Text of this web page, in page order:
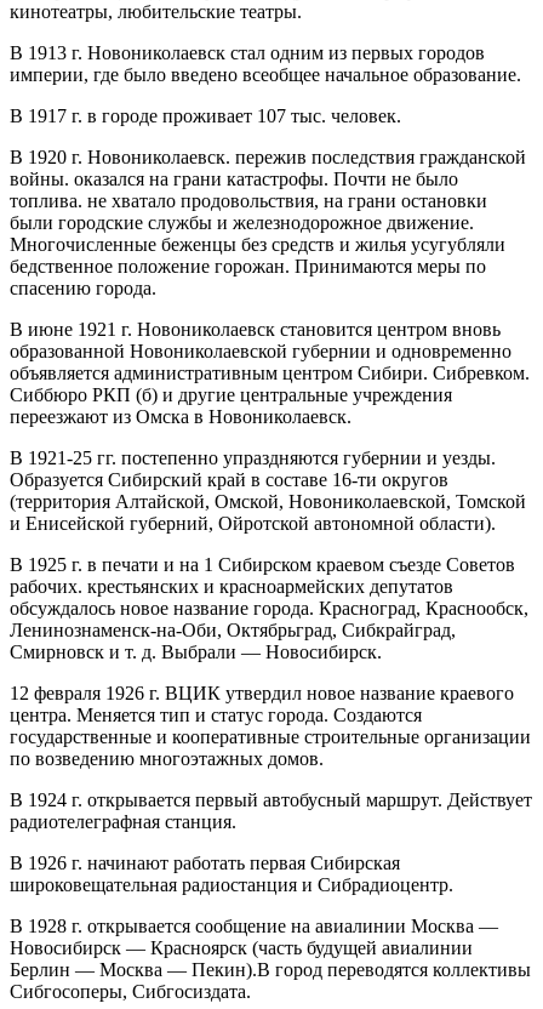
кинотеатры, любительские театры.
В 1913 г. Новониколаевск стал одним из первых городов
империи, где было введено всеобщее начальное образование.
В 1917 г. в городе проживает 107 тыс. человек.
В 1920 г. Новониколаевск. пережив последствия гражданской
войны. оказался на грани катастрофы. Почти не было
топлива. не хватало продовольствия, на грани остановки
были городские службы и железнодорожное движение.
Многочисленные беженцы без средств и жилья усугубляли
бедственное положение горожан. Принимаются меры по
спасению города.
В июне 1921 г. Новониколаевск становится центром вновь
образованной Новониколаевской губернии и одновременно
объявляется административным центром Сибири. Сибревком.
Сиббюро РКП (б) и другие центральные учреждения
переезжают из Омска в Новониколаевск.
В 1921-25 гг. постепенно упраздняются губернии и уезды.
Образуется Сибирский край в составе 16-ти округов
(территория Алтайской, Омской, Новониколаевской, Томской
и Енисейской губерний, Ойротской автономной области).
В 1925 г. в печати и на 1 Сибирском краевом съезде Советов
рабочих. крестьянских и красноармейских депутатов
обсуждалось новое название города. Красноград, Краснообск,
Ленинознаменск-на-Оби, Октябрьград, Сибкрайград,
Смирновск и т. д. Выбрали — Новосибирск.
12 февраля 1926 г. ВЦИК утвердил новое название краевого
центра. Меняется тип и статус города. Создаются
государственные и кооперативные строительные организации
по возведению многоэтажных домов.
В 1924 г. открывается первый автобусный маршрут. Действует
радиотелеграфная станция.
В 1926 г. начинают работать первая Сибирская
широковещательная радиостанция и Сибрадиоцентр.
В 1928 г. открывается сообщение на авиалинии Москва —
Новосибирск — Красноярск (часть будущей авиалинии
Берлин — Москва — Пекин).В город переводятся коллективы
Сибгосоперы, Сибгосиздата.